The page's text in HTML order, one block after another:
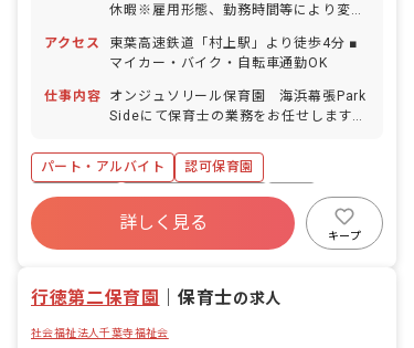
休暇※雇用形態、勤務時間等により変動
暇（取得率95％／半日単位での取得可／
5日以上の連休相談OK） ■産前産後・育
児休暇（取得率100％・復帰率100％）
■介護・看護休暇 ■バースデー日休暇
アクセス
東葉高速鉄道「村上駅」より徒歩4分 ■
マイカー・バイク・自転車通勤OK
仕事内容
オンジュソリール保育園 海浜幕張Park
Sideにて保育士の業務をお任せします。
絡帳記入 ・保護者対応（アプリ） ※フ
ルタイム勤務の方は担任業務をすること
もあります。
パート・アルバイト
認可保育園
残業少なめ
ボーナス・賞与あり
有給
福利厚生充実
産休育休制度
車通勤可
詳しく見る
キープ
行徳第二保育園 ｜保育士の求人
社会福祉法人千葉寺福祉会